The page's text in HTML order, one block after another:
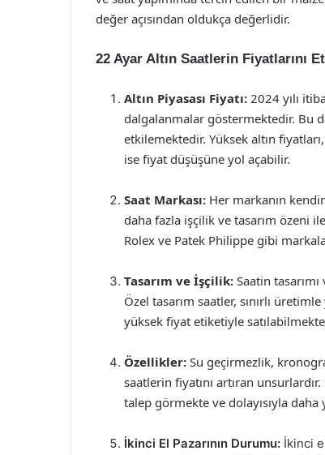
değer açısından oldukça değerlidir.
22 Ayar Altın Saatlerin Fiyatlarını
Altın Piyasası Fiyatı: 2024 yılı
dalgalanmalar göstermektedir. Bu
etkilemektedir. Yüksek altın
ise fiyat düşüşüne yol açabilir.
Saat Markası: Her markanın
daha fazla işçilik ve tasarım özeni
Rolex ve Patek Philippe gibi
Tasarım ve İşçilik: Saatin
Özel tasarım saatler, sınırlı
yüksek fiyat etiketiyle
Özellikler: Su geçirmezlik,
saatlerin fiyatını artıran
talep görmekte ve dolayısıyla
İkinci El Pazarının Durumu: İkinci